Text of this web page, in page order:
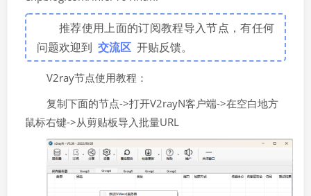
推荐使用上面的订阅教程导入节点，有任何
问题欢迎到 交流区 开贴反馈。
V2ray节点使用教程：
复制下面的节点->打开V2rayN客户端->在空白地方
鼠标右键->从剪贴板导入批量URL